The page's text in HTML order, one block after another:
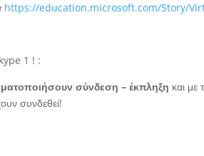
https://education.microsoft.com/Story/
1 ! :
σύνδεση – έκπληξη και
συνδεθεί!